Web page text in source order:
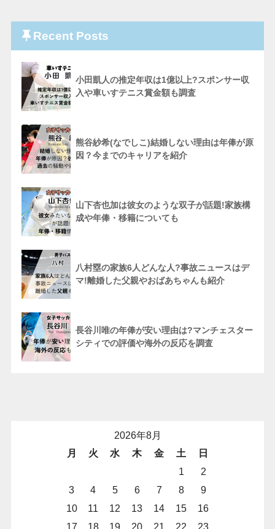
Recent Posts
小田凱人の推定年収は1億以上?スポンサー収
入や車いすテニス賞金額も調査
熊谷紗希(なでしこ)結婚しない理由は年俸が原
因？今までのキャリアを紹介
山下杏也加は彼女のような双子が話題!家族構
成や年俸・移籍についても
八村塁の家族6人どんな人?事故ニュースはデ
マ!離婚した父親やおばあちゃんも紹介
長谷川唯の年俸が安い理由は?マンチェスター
シティでの評価や海外の反応を調査
2026年8月
月
火 水 木 金 土
日
1
2
3
4 5 6 7 8
9
10
11 12 13 14 15
16
17
18 19 20 21 22 23